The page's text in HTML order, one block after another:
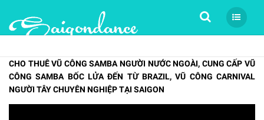
Tìm kiếm
CHO THUÊ VŨ CÔNG SAMBA NGƯỜI NƯỚC NGOÀI, CUNG CẤP VŨ
CÔNG SAMBA BỐC LỬA ĐẾN TỪ BRAZIL, VŨ CÔNG CARNIVAL
NGƯỜI TÂY CHUYÊN NGHIỆP TẠI SAIGON